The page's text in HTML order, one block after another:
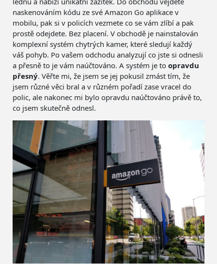
naskenováním kódu ze své Amazon Go aplikace v
mobilu, pak si v policích vezmete co se vám zlíbí a pak
prostě odejdete. Bez placení. V obchodě je nainstalován
komplexní systém chytrých kamer, které sledují každý
váš pohyb. Po vašem odchodu analyzují co jste si odnesli
a přesně to je vám naúčtováno. A systém je toopravdu
přesný. Věřte mi, že jsem se jej pokusil zmást tím, že
jsem různé věci bral a v různém pořadí zase vracel do
polic, ale nakonec mi bylo opravdu naúčtováno právě to,
co jsem skutečně odnesl.